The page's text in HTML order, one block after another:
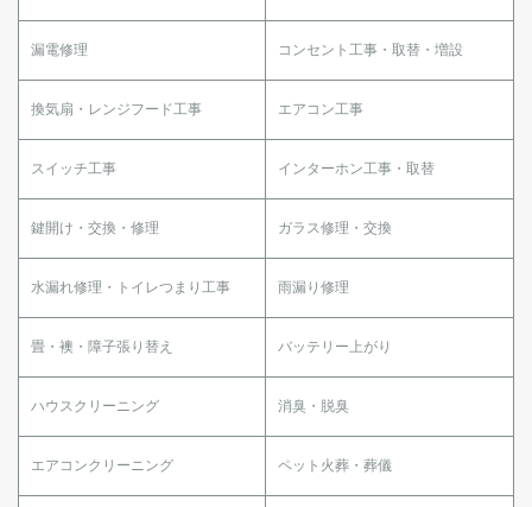
漏電修理 コンセント工事・取替・増設
換気扇・レンジフード工事 エアコン工事
スイッチ工事 インターホン工事・取替
鍵開け・交換・修理 ガラス修理・交換
水漏れ修理・トイレつまり工事 雨漏り修理
畳・襖・障子張り替え バッテリー上がり
ハウスクリーニング 消臭・脱臭
エアコンクリーニング ペット火葬・葬儀